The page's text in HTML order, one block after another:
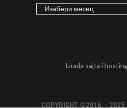
ARHIVA
Izrada sajta i
COPYRIGHT ©2016. -